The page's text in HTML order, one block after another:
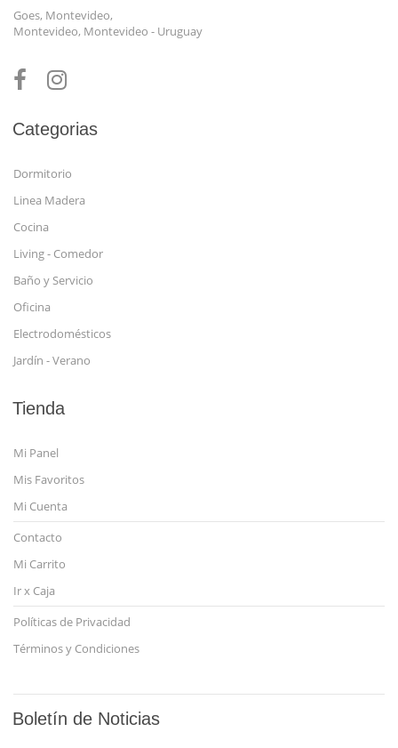
Goes, Montevideo,
Montevideo, Montevideo - Uruguay
Categorias
Dormitorio
Linea Madera
Cocina
Living - Comedor
Baño y Servicio
Oficina
Electrodomésticos
Jardín - Verano
Tienda
Mi Panel
Mis Favoritos
Mi Cuenta
Contacto
Mi Carrito
Ir x Caja
Políticas de Privacidad
Términos y Condiciones
Boletín de Noticias